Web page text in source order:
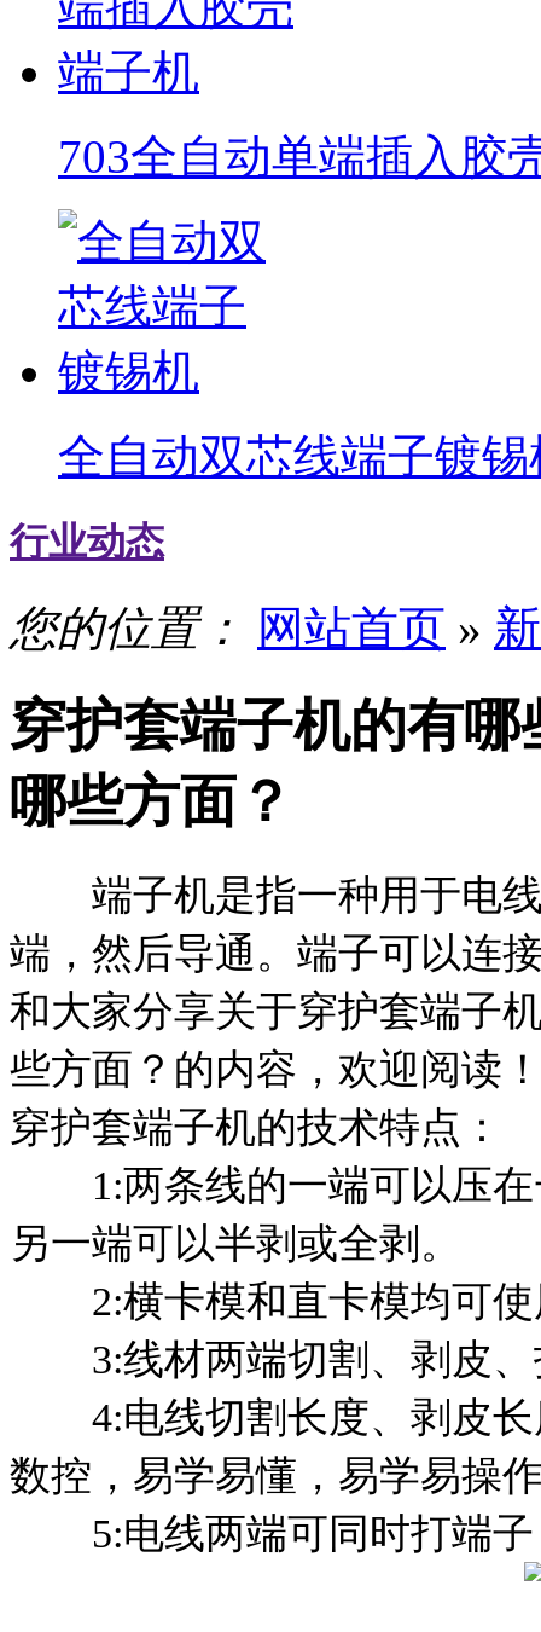
703全自动单端插入胶
全自动双芯线端子镀锡
行业动态
您的位置： 网站首页 »
穿护套端子机的有
哪些方面？
端子机是指一种用于电线
端，然后导通。端子可以连
和大家分享关于穿护套端子
些方面？的内容，欢迎阅读
穿护套端子机的技术特点：
1:两条线的一端可以压在
另一端可以半剥或全剥。
2:横卡模和直卡模均可使
3:线材两端切割、剥皮、
4:电线切割长度、剥皮长
数控，易学易懂，易学易操
5:电线两端可同时打端子